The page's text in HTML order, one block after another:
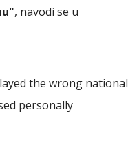
, navodi se u
the wrong national
personally